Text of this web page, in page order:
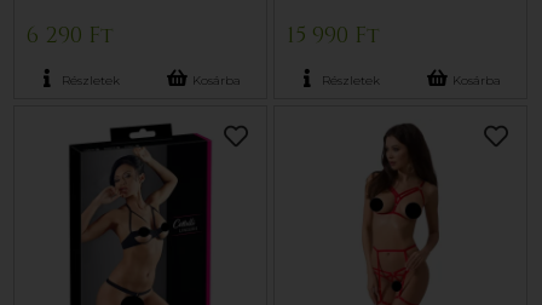
6 290 Ft
Részletek Kosárba
15 990 Ft
Részletek Kosárba